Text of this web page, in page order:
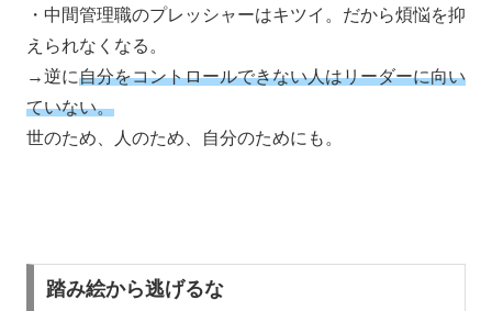
・中間管理職のプレッシャーはキツイ。だから煩悩を抑
えられなくなる。
→逆に自分をコントロールできない人はリーダーに向い
ていない。
世のため、人のため、自分のためにも。
踏み絵から逃げるな